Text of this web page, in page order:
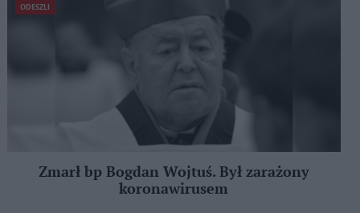
ODESZLI
Zmarł bp Bogdan Wojtuś. Był zarażony
koronawirusem